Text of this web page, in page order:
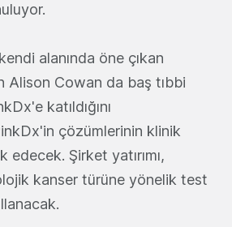
alanında öne çıkan
Alison Cowan da baş tıbbi
katıldığını
çözümlerinin klinik
edecek. Şirket yatırımı,
kanser türüne yönelik test